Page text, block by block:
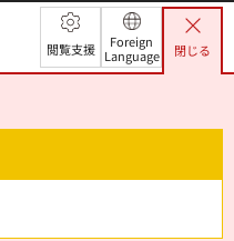
閲覧支援
Foreign
Language
閉じる